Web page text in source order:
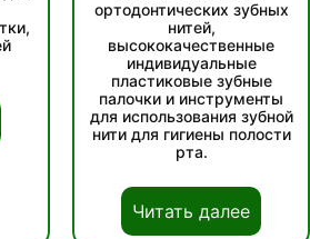
ортодонтических зубных
нитей,
высококачественные
индивидуальные
пластиковые зубные
палочки и инструменты
для использования зубной
нити для гигиены полости
рта.
Читать далее